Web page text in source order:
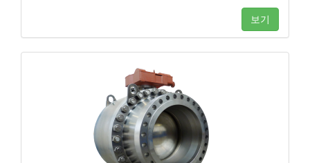
보기